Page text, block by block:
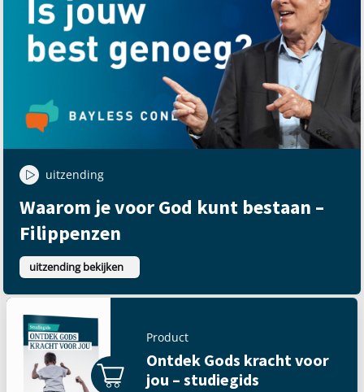
uitzending
Waarom je voor God kunt bestaan –
Filippenzen
uitzending bekijken
Product
Ontdek Gods kracht voor
jou – studiegids